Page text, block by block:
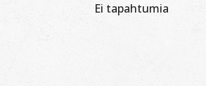
Ei tapahtumia